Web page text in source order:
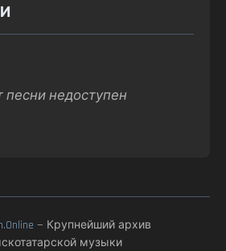
песни недоступен
— Крупнейший архив
музыки